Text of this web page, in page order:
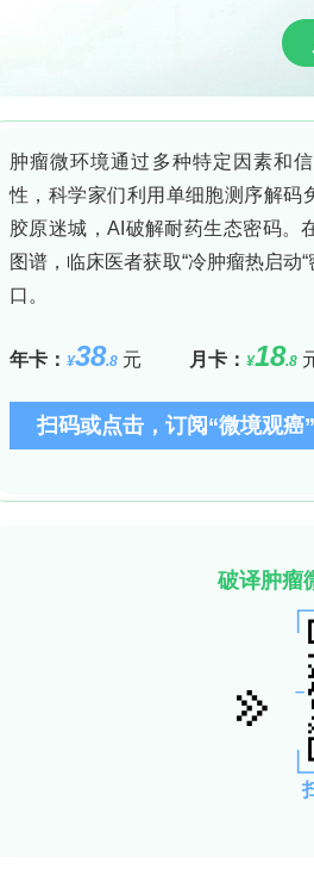
色）、萘醌类（紫色与黑色
物及昆虫源色素相比，真菌
抗增殖等生物活性。无毒聚
商业市场而成为色素真菌筛
）、布拉克须霉（
）等属也已被发现可产新
，结合全球市场趋势分析，
年真菌色素专利分析
具有工业实用性的新方法、
）Espacenet数据库及世
、
为标题及摘要检索词
步筛选出535项专利，经授
离与鉴定；b）生产方法及
品配方中的应用；e）色素生
授权专利进行描述性分析
麦Danisco Bioteknologi
rhodozyma）。此后
真菌色素的应用范围不断拓